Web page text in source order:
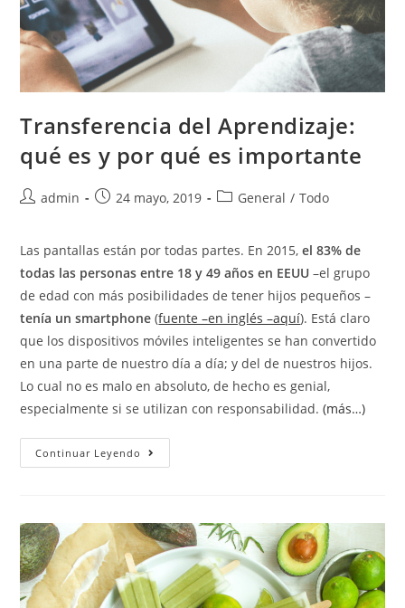
Transferencia del Aprendizaje:
qué es y por qué es importante
admin 24 mayo, 2019 General / Todo
Las pantallas están por todas partes. En 2015,el 83% de
todas las personas entre 18 y 49 años en EEUU –el grupo
de edad con más posibilidades de tener hijos pequeños –
tenía un smartphone (fuente –en inglés –aquí). Está claro
que los dispositivos móviles inteligentes se han convertido
en una parte de nuestro día a día; y del de nuestros hijos.
Lo cual no es malo en absoluto, de hecho es genial,
especialmente si se utilizan con responsabilidad.(más…)
Continuar Leyendo